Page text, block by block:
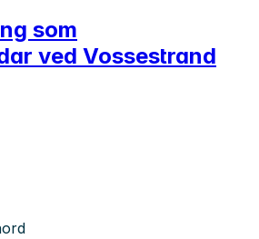
som
ved Vossestrand